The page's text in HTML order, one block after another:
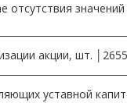
отсутствия
акции, шт. │2655
уставной